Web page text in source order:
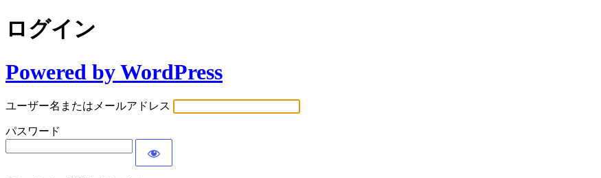
ログイン
Powered by WordPress
ユーザー名またはメールアドレス
パスワード